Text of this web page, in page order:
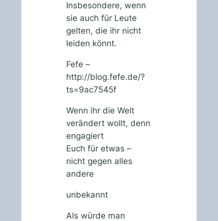
Insbesondere, wenn
sie auch für Leute
gelten, die ihr nicht
leiden könnt.
Fefe –
http://blog.fefe.de/?
ts=9ac7545f
Wenn ihr die Welt
verändert wollt, denn
engagiert
Euch füretwas –
nicht gegen alles
andere
unbekannt
Als würde man